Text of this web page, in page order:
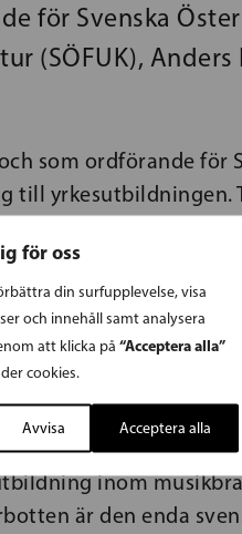
för oss
din surfupplevelse, visa
och innehåll samt analysera
att klicka på “Acceptera alla”
cookies.
Avvisa Acceptera alla
för Svenska
(SÖFUK), Anders
som ordförande för
till yrkesutbildningen.
vi aktivt jobbar för
Anna-Maja
av yrkesutbildning
för 2023. Som
basfinansiering för
för att trygga
inom
är den enda